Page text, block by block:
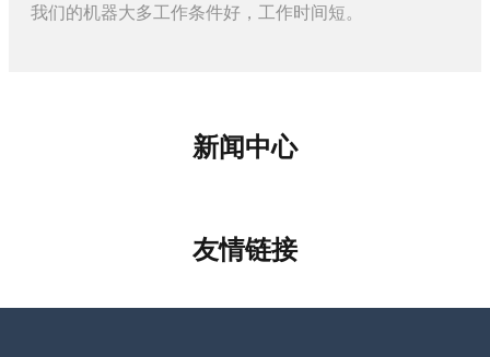
我们的机器大多工作条件好，工作时间短。
新闻中心
友情链接